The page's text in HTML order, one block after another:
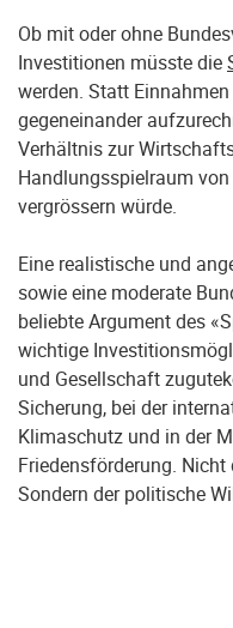
Ob mit oder ohne
Investitionen müsste die
werden. Statt
gegeneinander
Verhältnis zur
Handlungsspielraum
vergrössern würde.
Eine realistische und
sowie eine moderate
beliebte Argument des
wichtige
und Gesellschaft
Sicherung, bei der
Klimaschutz und in der
Friedensförderung.
Sondern der politische